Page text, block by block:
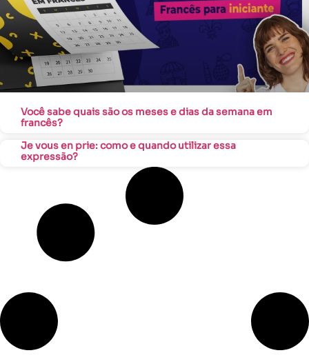
Você sabe quais são os meses e dias da semana em
francês?
Je vous en prie: como e quando utilizar essa
expressão?